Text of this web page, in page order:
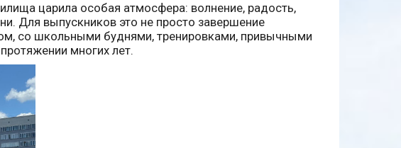
царила особая атмосфера: волнение, радость,
Для выпускников это не просто завершение
со школьными буднями, тренировками, привычными
многих лет.